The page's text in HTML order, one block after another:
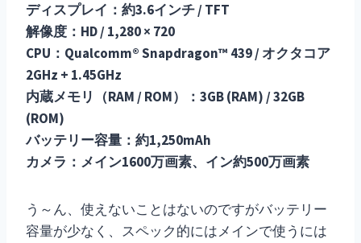
ディスプレイ：約3.6インチ / TFT
解像度：HD / 1,280 × 720
CPU：Qualcomm® Snapdragon™ 439 / オクタコア
2GHz + 1.45GHz
内蔵メモリ（RAM / ROM）：3GB (RAM) / 32GB
(ROM)
バッテリー容量：約1,250mAh
カメラ：メイン1600万画素、イン約500万画素
う～ん、使えないことはないのですがバッテリー
容量が少なく、スペック的にはメインで使うには